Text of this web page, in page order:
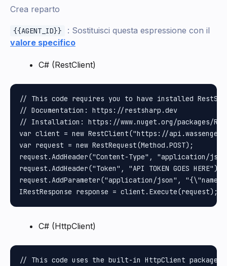
Crea reparto
{{AGENT_ID}}
: Sostituisci questa espressione con il
valore specifico
C# (RestClient)
// This code requires you to have installed
// Documentation: https://restsharp.dev
// Installation: https://www.nuget.org/packages/
var client = new RestClient("https://
var request = new RestRequest(Method.POST);
request.AddHeader("Content-Type", "application/
request.AddHeader("Token", "API TOKEN GOES HERE");
request.AddParameter("application/json",
C# (HttpClient)
// This code uses the built-in HttpClient package in